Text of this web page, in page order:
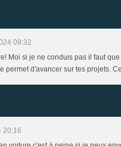
09:32
Moi si je ne conduis pas il faut
permet d'avancer sur tes projets.
20:16